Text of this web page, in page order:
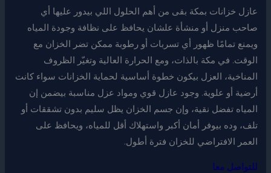
عازل خزانات بمكة بقى من أهم الحلول اللي بيدور عليها أي
صاحب منزل أو منشأة علشان يحافظ على نظافة وجودة المياه
ويمنع تمامًا ظهور أي تسربات أو رطوبة ممكن تضر الخزان مع
الوقت. في مكة بالذات، ومع الحرارة العالية وتغيّر الظروف
المناخية، العزل بيكون خطوة أساسية لحماية الخزانات سواء كانت
أرضية أو علوية. وجود عازل قوي ومواد عزل مناسبة بيضمن إن
المياه تفضل نقية، وإن جسم الخزان يظل سليم بدون تشققات أو
تلف، وده بيوفر أمان أكبر واستهلاك أقل للمياه، ويحافظ على
العمر الافتراضي للخزان فترة أطول.
للتواصل معا